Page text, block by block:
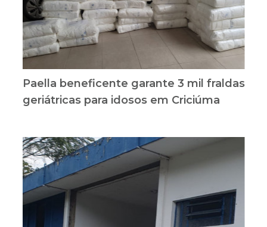
Paella beneficente garante 3 mil fraldas
geriátricas para idosos em Criciúma